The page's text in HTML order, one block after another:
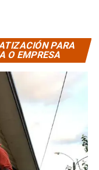
PARA
O EMPRESA